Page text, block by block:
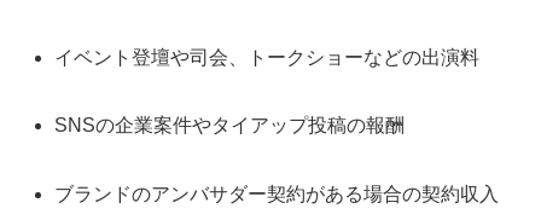
イベント登壇や司会、トークショーなどの出演料
SNSの企業案件やタイアップ投稿の報酬
ブランドのアンバサダー契約がある場合の契約収入